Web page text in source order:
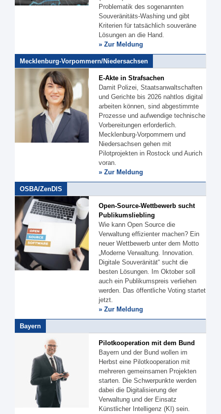
Problematik des sogenannten
Souveränitäts-Washing und gibt
Kriterien für tatsächlich souveräne
Lösungen an die Hand.
» Zur Meldung
Mecklenburg-Vorpommern/Niedersachsen
E-Akte in Strafsachen
Damit Polizei, Staatsanwaltschaften
und Gerichte bis 2026 nahtlos digital
arbeiten können, sind abgestimmte
Prozesse und aufwendige technische
Vorbereitungen erforderlich.
Mecklenburg-Vorpommern und
Niedersachsen gehen mit
Pilotprojekten in Rostock und Aurich
voran.
» Zur Meldung
OSBA/ZenDIS
Open-Source-Wettbewerb sucht
Publikumsliebling
Wie kann Open Source die
Verwaltung effizienter machen? Ein
neuer Wettbewerb unter dem Motto
„Moderne Verwaltung. Innovation.
Digitale Souveränität“ sucht die
besten Lösungen. Im Oktober soll
auch ein Publikumspreis verliehen
werden. Das öffentliche Voting startet
jetzt.
» Zur Meldung
Bayern
Pilotkooperation mit dem Bund
Bayern und der Bund wollen im
Herbst eine Pilotkooperation mit
mehreren gemeinsamen Projekten
starten. Die Schwerpunkte werden
dabei die Digitalisierung der
Verwaltung und der Einsatz
Künstlicher Intelligenz (KI) sein.